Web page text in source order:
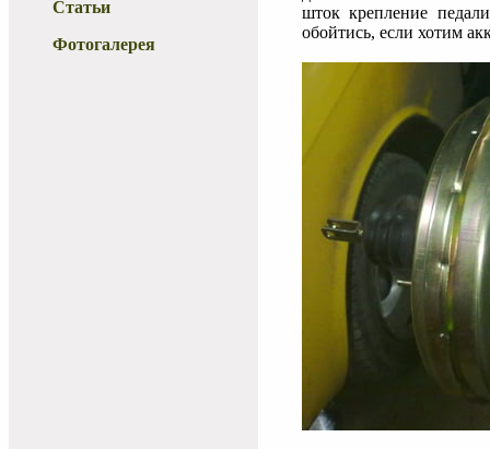
Статьи
Фотогалерея
шток крепление
обойтись, если хотим